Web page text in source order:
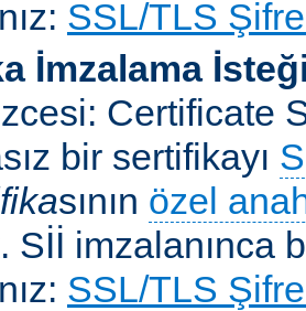
SSL/TLS
İmzalama
Certificate
bir sertifikayı
sının özel
Sİİ imzalanınca
SSL/TLS